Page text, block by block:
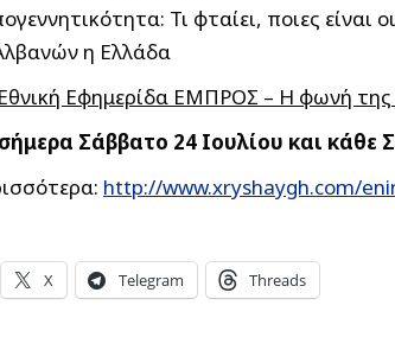
Τι φταίει, ποιες είναι
η Ελλάδα
Εφημερίδα ΕΜΠΡΟΣ – Η φωνή της
Σάββατο 24 Ιουλίου και κάθε
http://www.xryshaygh.com/
X Telegram Threads